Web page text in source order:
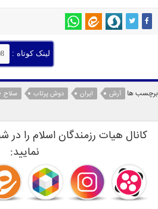
لینک کوتاه :
برچسب ها آرش ایران دوش پرتاب سلاح
کانال هیات رزمندگان اسلام را در
نمایید: